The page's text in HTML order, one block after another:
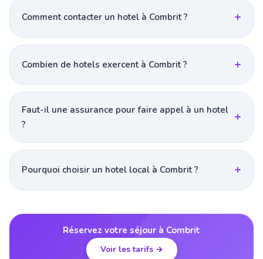
Comment contacter un hotel à Combrit ?
Combien de hotels exercent à Combrit ?
Faut-il une assurance pour faire appel à un hotel
?
Pourquoi choisir un hotel local à Combrit ?
Réservez votre séjour à Combrit
Voir les tarifs →